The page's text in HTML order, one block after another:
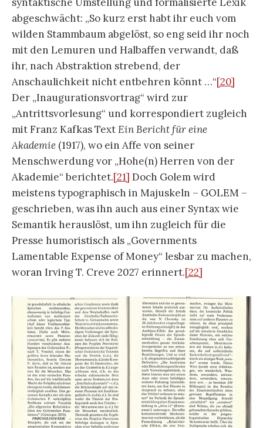
abgeschwächt: „So kurz erst habt ihr euch vom
wilden Stammbaum abgelöst, so eng seid ihr noch
mit den Lemuren und Halbaffen verwandt, daß
ihr, nach Abstraktion strebend, der
Anschaulichkeit nicht entbehren könnt …“[20]
Der „Inaugurationsvortrag“ wird zur
„Antrittsvorlesung“ und korrespondiert zugleich
mit Franz Kafkas TextEin Bericht für eine
Akademie (1917), wo ein Affe von seiner
Menschwerdung vor „Hohe(n) Herren von der
Akademie“ berichtet.[21] Doch Golem wird
meistens typographisch in Majuskeln – GOLEM –
geschrieben, was ihn auch aus einer Syntax wie
Semantik herauslöst, um ihn zugleich für die
Presse humoristisch als „Governments
Lamentable Expense of Money“ lesbar zu machen,
woran Irving T. Creve 2027 erinnert.[22]